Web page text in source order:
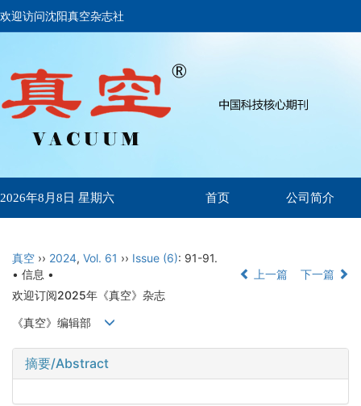
欢迎访问沈阳真空杂志社
2026年8月8日 星期六 首页 公司简介
真空 ›› 2024, Vol. 61 ›› Issue (6): 91-91.
• 信息 •
上一篇
下一篇
欢迎订阅2025年《真空》杂志
《真空》编辑部
摘要/Abstract